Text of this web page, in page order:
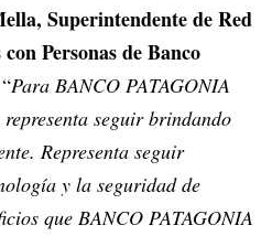
Superintendente de Red
Personas de Banco
Para BANCO PATAGONIA
representa seguir brindando
Representa seguir
y la seguridad de
que BANCO PATAGONIA